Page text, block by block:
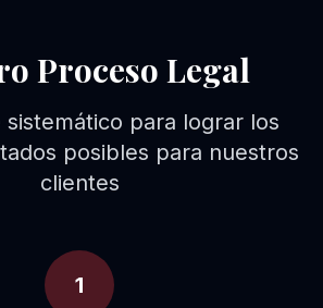
Proceso Legal
sistemático para lograr los
posibles para nuestros
clientes
1